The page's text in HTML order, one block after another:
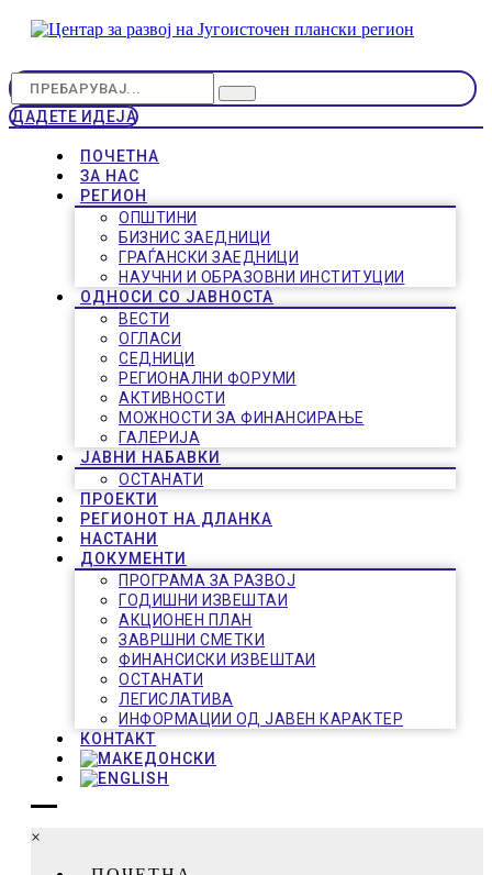
ДАДЕТЕ ИДЕЈА
ПОЧЕТНА
ЗА НАС
РЕГИОН
ОПШТИНИ
БИЗНИС ЗАЕДНИЦИ
ГРАЃАНСКИ ЗАЕДНИЦИ
НАУЧНИ И ОБРАЗОВНИ ИНСТИТУЦИИ
ОДНОСИ СО ЈАВНОСТА
ВЕСТИ
ОГЛАСИ
СЕДНИЦИ
РЕГИОНАЛНИ ФОРУМИ
АКТИВНОСТИ
МОЖНОСТИ ЗА ФИНАНСИРАЊЕ
ГАЛЕРИЈА
ЈАВНИ НАБАВКИ
ОСТАНАТИ
ПРОЕКТИ
РЕГИОНОТ НА ДЛАНКА
НАСТАНИ
ДОКУМЕНТИ
ПРОГРАМА ЗА РАЗВОЈ
ГОДИШНИ ИЗВЕШТАИ
АКЦИОНЕН ПЛАН
ЗАВРШНИ СМЕТКИ
ФИНАНСИСКИ ИЗВЕШТАИ
ОСТАНАТИ
ЛЕГИСЛАТИВА
ИНФОРМАЦИИ ОД ЈАВЕН КАРАКТЕР
КОНТАКТ
×